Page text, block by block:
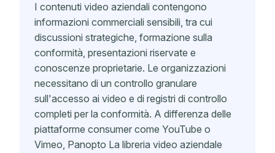
I contenuti video aziendali contengono
informazioni commerciali sensibili, tra cui
discussioni strategiche, formazione sulla
conformità, presentazioni riservate e
conoscenze proprietarie. Le organizzazioni
necessitano di un controllo granulare
sull'accesso ai video e di registri di controllo
completi per la conformità. A differenza delle
piattaforme consumer come YouTube o
Vimeo, Panopto La libreria video aziendale